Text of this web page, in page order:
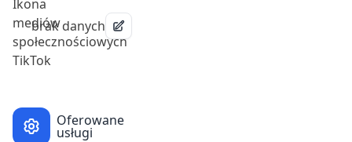
brak danych
Oferowane
usługi